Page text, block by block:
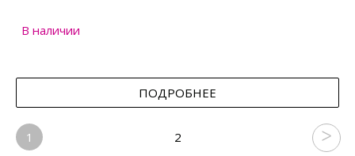
В наличии
ПОДРОБНЕЕ
1 2